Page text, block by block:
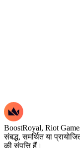
BoostRoyal, Riot
संबद्ध, समर्थित या
की संपत्ति हैं।